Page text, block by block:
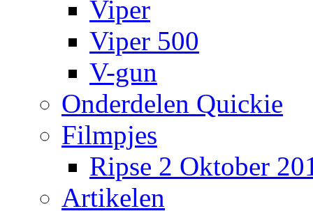
Viper
Viper 500
V-gun
Onderdelen Quickie
Filmpjes
Ripse 2 Oktober
Artikelen